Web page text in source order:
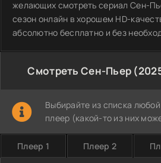
желающих смотреть сериал Сен-
сезон онлайн в хорошем HD-
абсолютно бесплатно и без
Смотреть Сен-Пьер
Выбирайте из списка
плеер (какой-то из них
Плеер 1 Плеер 2